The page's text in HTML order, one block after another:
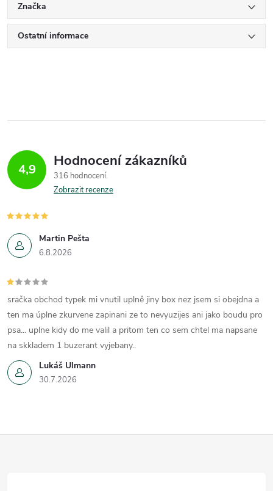
Značka
Ostatní informace
4,9 Hodnocení zákazníků
316 hodnocení
Zobrazit recenze
Martin Pešta
6.8.2026
Lukáš Ulmann
30.7.2026
sračka obchod typek mi vnutil uplně jiny box nez jsem si obejdna a
ten ma úplne zkurvene zapinani ze to nevyuzijes ani jako boudu pro
psa... uplne kidy do me valil a pritom ten co sem chtel ma napsane
na skkladem 1 buzerant vyjebany..